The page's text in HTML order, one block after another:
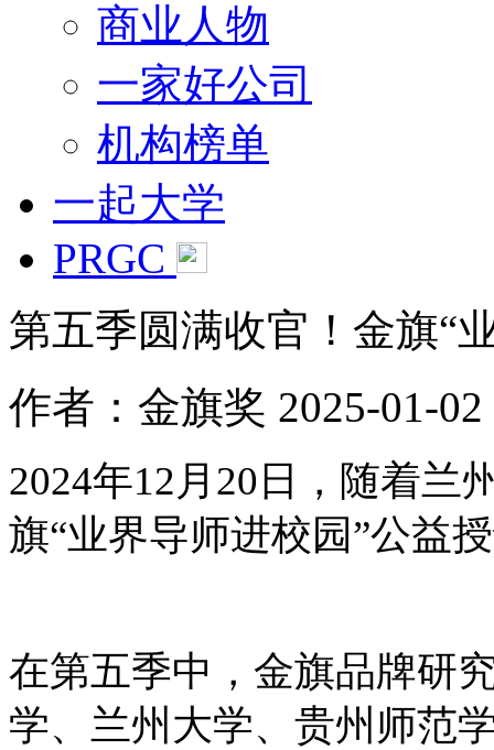
商业人物
一家好公司
机构榜单
一起大学
PRGC
第五季圆满收官！金旗“
作者：金旗奖 2025-01-
2024年12月20日，随着兰
旗“业界导师进校园”公益
在第五季中，金旗品牌研
学、兰州大学、贵州师范